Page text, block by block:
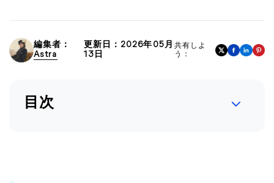
編集者：
Astra
更新日：2026年05月
13日
共有しよ
う：
目次